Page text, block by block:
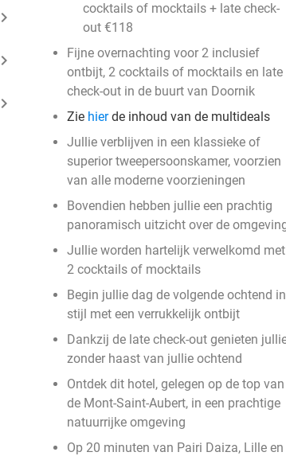
keyboard_arrow_right
keyboard_arrow_right
keyboard_arrow_right
cocktails of mocktails + late check-
out €118
Fijne overnachting voor 2 inclusief
ontbijt, 2 cocktails of mocktails en late
check-out in de buurt van Doornik
Zie hierde inhoud van de multideals
Jullie verblijven in een klassieke of
superior tweepersoonskamer, voorzien
van alle moderne voorzieningen
Bovendien hebben jullie een prachtig
panoramisch uitzicht over de
Jullie worden hartelijk verwelkomd met
2 cocktails of mocktails
Begin jullie dag de volgende ochtend in
stijl met een verrukkelijk ontbijt
Dankzij de late check-out genieten
zonder haast van jullie ochtend
Ontdek dit hotel, gelegen op de top van
de Mont-Saint-Aubert, in een prachtige
natuurrijke omgeving
Op 20 minuten van Pairi Daiza, Lille en